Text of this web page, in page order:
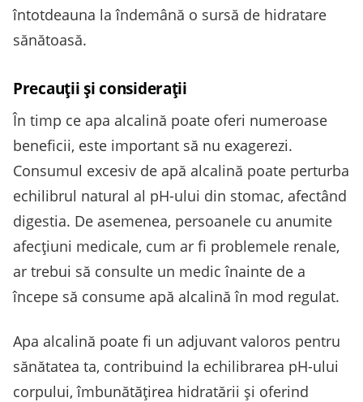
întotdeauna la îndemână o sursă de hidratare
sănătoasă.
Precauții și considerații
În timp ce apa alcalină poate oferi numeroase
beneficii, este important să nu exagerezi.
Consumul excesiv de apă alcalină poate perturba
echilibrul natural al pH-ului din stomac, afectând
digestia. De asemenea, persoanele cu anumite
afecțiuni medicale, cum ar fi problemele renale,
ar trebui să consulte un medic înainte de a
începe să consume apă alcalină în mod regulat.
Apa alcalină poate fi un adjuvant valoros pentru
sănătatea ta, contribuind la echilibrarea pH-ului
corpului, îmbunătățirea hidratării și oferind